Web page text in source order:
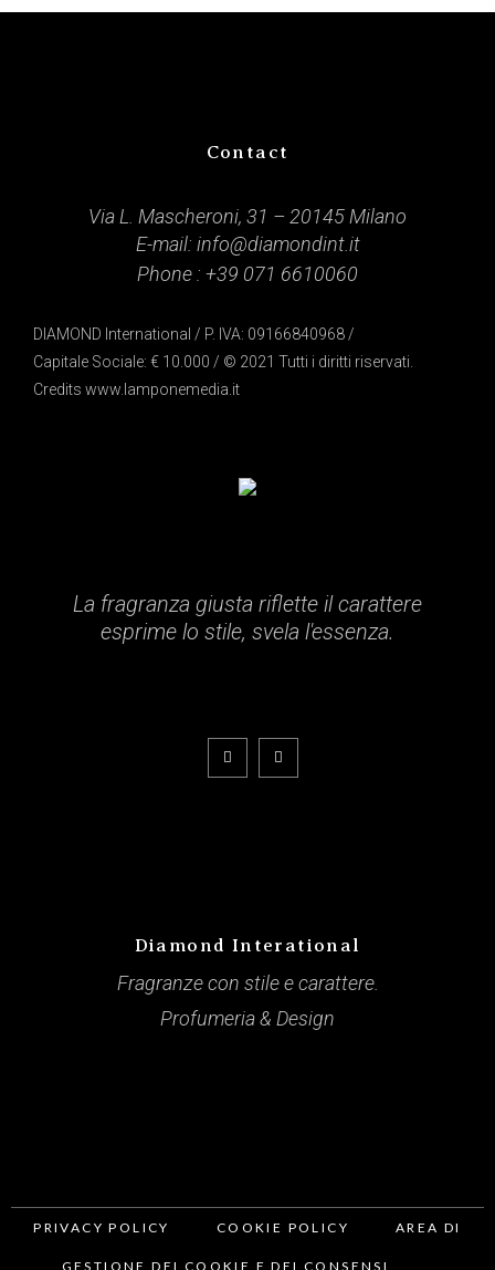
Contact
Via L. Mascheroni, 31 – 20145 Milano
E-mail: info@diamondint.it
Phone : +39 071 6610060
DIAMOND International / P. IVA: 09166840968 /
Capitale Sociale: € 10.000 / © 2021 Tutti i diritti riservati.
Credits www.lamponemedia.it
La fragranza giusta riflette il carattere
esprime lo stile, svela l'essenza.
Diamond Interational
Fragranze con stile e carattere.
Profumeria & Design
PRIVACY POLICY COOKIE POLICY AREA DI
GESTIONE DEI COOKIE E DEI CONSENSI